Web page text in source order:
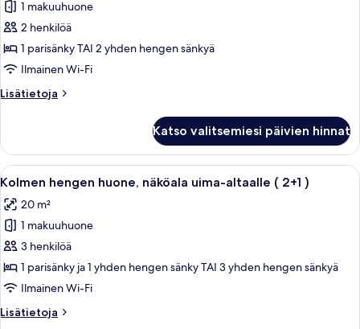
Kahden
hengen
huone,
näköala
altaalle
1 makuuhuone
2 henkilöä
1 parisänky TAI 2 yhden hengen sänkyä
Ilmainen Wi-Fi
Lisätietoja
Lisätietoja
huone,
näköala
uima-
Katso valitsemiesi päivien hinnat
Avaa
kaikki
huonetyypin
Kolmen
hengen
huone,
näköala
altaalle
Hotellihuone, jossa on kaksi
8
Kolmen hengen huone, näköala uima-altaalle ( 2+1 )
20 m²
1 makuuhuone
3 henkilöä
1 parisänky ja 1 yhden hengen sänky TAI 3 yhden hengen sänkyä
Ilmainen Wi-Fi
Lisätietoja
Lisätietoja